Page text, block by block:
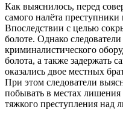
Как выяснилось, перед
самого налёта
Впоследствии с целью
болоте. Однако
криминалистического
болота, а также задержать
оказались двое местных
При этом следователи
побывать в местах
тяжкого преступления над